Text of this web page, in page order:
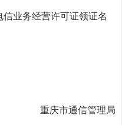
业务经营许可证领证名
重庆市通信管理局